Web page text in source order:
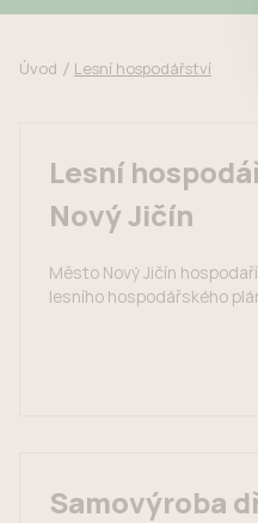
Úvod Lesní hospodářství
Lesní
Nový Jičín
Město Nový Jičín
lesního hospodářského
ekonomických
lesa a navrhuje základní
Samovýroba